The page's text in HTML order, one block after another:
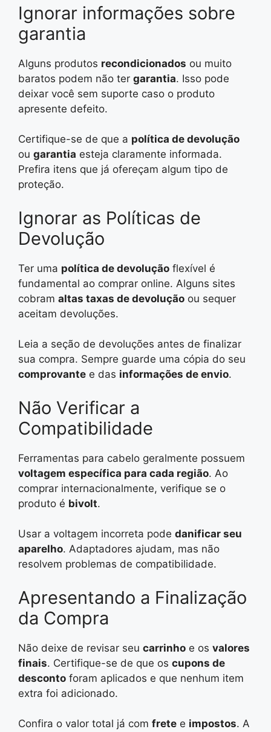
Ignorar informações sobre
garantia
Alguns produtos recondicionados ou muito
baratos podem não ter garantia. Isso pode
deixar você sem suporte caso o produto
apresente defeito.
Certifique-se de que a política de devolução
ou garantia esteja claramente informada.
Prefira itens que já ofereçam algum tipo de
proteção.
Ignorar as Políticas de
Devolução
Ter uma política de devolução flexível é
fundamental ao comprar online. Alguns sites
cobram altas taxas de devolução ou sequer
aceitam devoluções.
Leia a seção de devoluções antes de finalizar
sua compra. Sempre guarde uma cópia do seu
comprovante e das informações de envio.
Não Verificar a
Compatibilidade
Ferramentas para cabelo geralmente possuem
voltagem específica para cada região. Ao
comprar internacionalmente, verifique se o
produto é bivolt.
Usar a voltagem incorreta pode danificar seu
aparelho. Adaptadores ajudam, mas não
resolvem problemas de compatibilidade.
Apresentando a Finalização
da Compra
Não deixe de revisar seu carrinho e os valores
finais. Certifique-se de que os cupons de
desconto foram aplicados e que nenhum item
extra foi adicionado.
Confira o valor total já com frete e impostos. A